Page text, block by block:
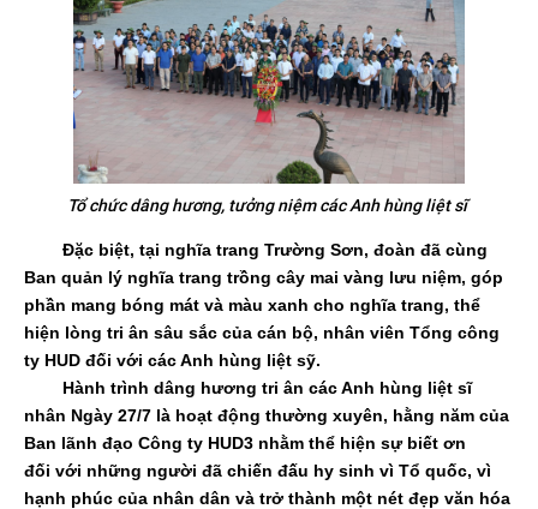
Tổ chức dâng hương, tưởng niệm các Anh hùng liệt sĩ
Đặc biệt, tại nghĩa trang Trường Sơn, đoàn đã cùng
Ban quản lý nghĩa trang trồng cây mai vàng lưu niệm, góp
phần mang bóng mát và màu xanh cho nghĩa trang, thể
hiện lòng tri ân sâu sắc của cán bộ, nhân viên Tổng công
ty HUD đối với các Anh hùng liệt sỹ.
Hành trình dâng hương tri ân các Anh hùng liệt sĩ
nhân Ngày 27/7 là hoạt động thường xuyên, hằng năm của
Ban lãnh đạo Công ty HUD3 nhằm thể hiện sự biết ơn
đối với những người đã chiến đấu hy sinh vì Tổ quốc, vì
hạnh phúc của nhân dân và trở thành một nét đẹp văn hóa